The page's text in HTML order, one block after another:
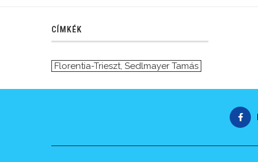
CÍMKÉK
Florentia-Trieszt, Sedlmayer Tamás